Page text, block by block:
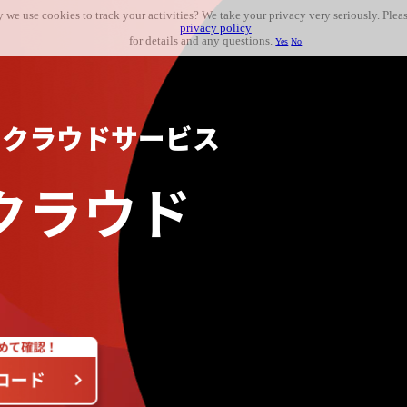
ラウドサービス
ラウド
we use cookies to track your activities? We take your privacy very seriously.
privacy policy
for details and any questions.Yes No